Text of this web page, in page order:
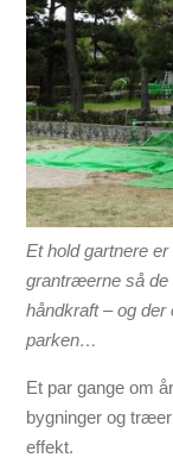
Et hold gartnere
grantræerne så de
håndkraft – og
parken…
Et par gange om
bygninger og
effekt.